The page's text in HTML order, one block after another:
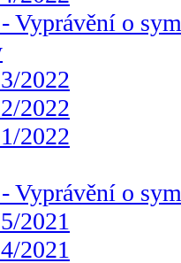
Vyprávění o
2022
2022
2022
Vyprávění o
2021
2021